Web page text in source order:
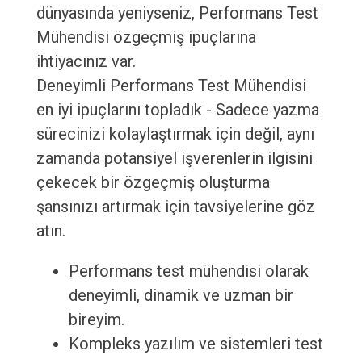
dünyasında yeniyseniz, Performans Test
Mühendisi özgeçmiş ipuçlarına
ihtiyacınız var.
Deneyimli Performans Test Mühendisi
en iyi ipuçlarını topladık - Sadece yazma
sürecinizi kolaylaştırmak için değil, aynı
zamanda potansiyel işverenlerin ilgisini
çekecek bir özgeçmiş oluşturma
şansınızı artırmak için tavsiyelerine göz
atın.
Performans test mühendisi olarak
deneyimli, dinamik ve uzman bir
bireyim.
Kompleks yazılım ve sistemleri test